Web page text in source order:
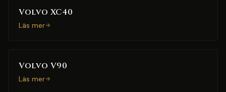
Volvo XC40
Läs mer
Volvo V90
Läs mer